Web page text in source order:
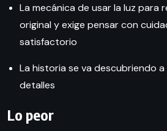
La mecánica de usar la luz para
original y exige pensar con
satisfactorio
La historia se va descubriendo
detalles
Lo peor